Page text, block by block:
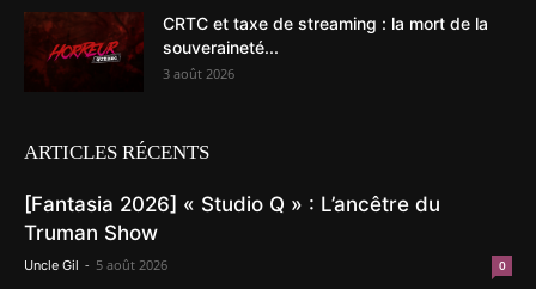
CRTC et taxe de streaming : la mort de la
souveraineté...
3 août 2026
ARTICLES RÉCENTS
[Fantasia 2026] « Studio Q » : L’ancêtre du
Truman Show
Uncle Gil - 5 août 2026 0